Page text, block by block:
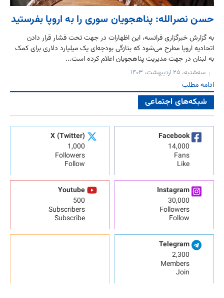
حسن نصرالله: پناهجویان سوری را به اروپا بفرستید
به گزارش خبرگزاری فرانسه، این اظهارات در جهت تحت فشار قرار دادن
اتحادیه اروپا مطرح می‌شود که بتازگی بودجه‌ای یک میلیارد دلاری برای کمک
به لبنان در جهت مدیریت پناهجویان اعلام کرده است...
سه‌شنبه، ۲۵ اردیبهشت، ۱۴۰۳
ادامه مطلب
شبکه‌های اجتماعی
Facebook
14,000
Fans
Like
X (Twitter)
1,000
Followers
Follow
Instagram
30,000
Followers
Follow
Youtube
500
Subscribers
Subscribe
Telegram
2,300
Members
Join